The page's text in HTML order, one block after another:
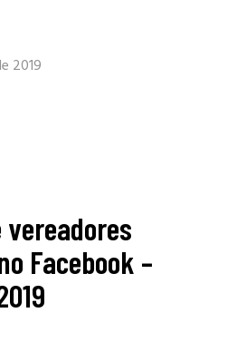
2019
Facebook –